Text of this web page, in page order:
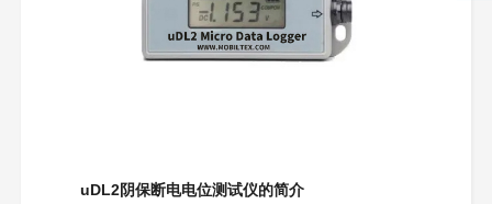
uDL2阴保断电电位测试仪的简介